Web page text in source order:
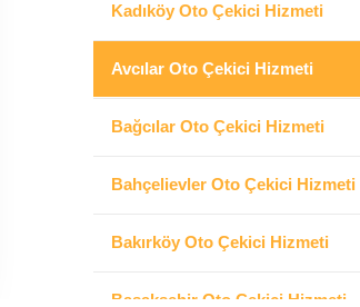
Kadıköy Oto Çekici Hizmeti
Avcılar Oto Çekici Hizmeti
Bağcılar Oto Çekici Hizmeti
Bahçelievler Oto Çekici Hizmeti
Bakırköy Oto Çekici Hizmeti
Başakşehir Oto Çekici Hizmeti